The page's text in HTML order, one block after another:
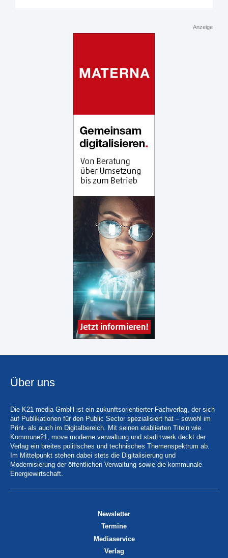
Anzeige
Über uns
Die K21 media GmbH ist ein zukunftsorientierter Fachverlag, der sich
auf Publikationen für den Public Sector spezialisiert hat – sowohl im
Print- als auch im Digitalbereich. Mit seinen etablierten Titeln wie
Kommune21, move moderne verwaltung und stadt+werk deckt der
Verlag ein breites politisches und technisches Themenspektrum ab.
Im Mittelpunkt stehen dabei stets die Digitalisierung und
Modernisierung der öffentlichen Verwaltung sowie die kommunale
Energiewirtschaft.
Newsletter
Termine
Mediaservice
Verlag